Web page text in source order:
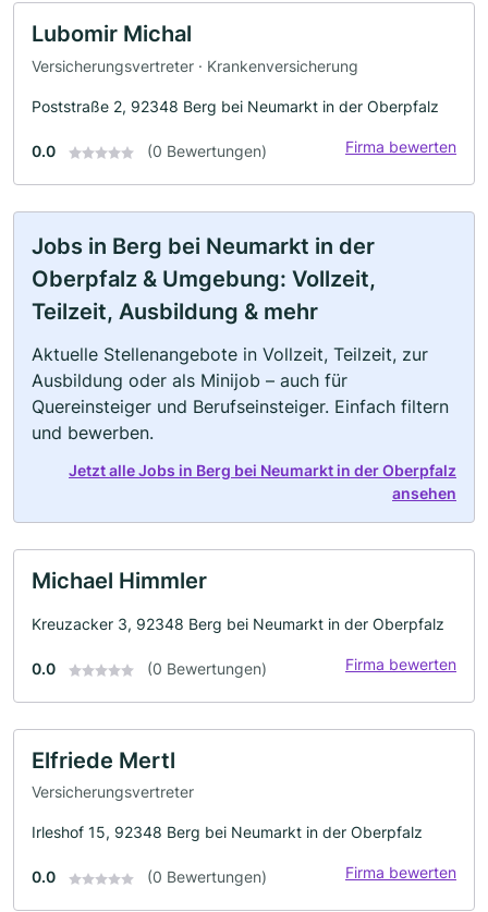
Lubomir Michal
Versicherungsvertreter · Krankenversicherung
Poststraße 2, 92348 Berg bei Neumarkt in der Oberpfalz
0.0 (0 Bewertungen) Firma bewerten
Jobs in Berg bei Neumarkt in der
Oberpfalz & Umgebung: Vollzeit,
Teilzeit, Ausbildung & mehr
Aktuelle Stellenangebote in Vollzeit, Teilzeit, zur
Ausbildung oder als Minijob – auch für
Quereinsteiger und Berufseinsteiger. Einfach filtern
und bewerben.
Jetzt alle Jobs in Berg bei Neumarkt in der Oberpfalz
ansehen
Michael Himmler
Kreuzacker 3, 92348 Berg bei Neumarkt in der Oberpfalz
0.0 (0 Bewertungen) Firma bewerten
Elfriede Mertl
Versicherungsvertreter
Irleshof 15, 92348 Berg bei Neumarkt in der Oberpfalz
0.0 (0 Bewertungen) Firma bewerten